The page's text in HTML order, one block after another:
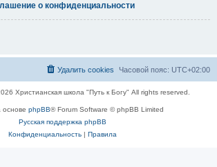
о конфиденциальности
Часовой пояс: UTC+02:00
Удалить cookies
Христианская школа "Путь к Богу" All rights reserved.
основе phpBB® Forum Software © phpBB Limited
Русская поддержка phpBB
Конфиденциальность| Правила